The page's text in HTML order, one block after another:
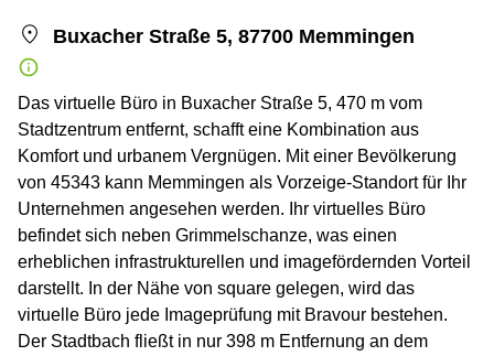
Buxacher Straße 5, 87700 Memmingen
Das virtuelle Büro in Buxacher Straße 5, 470 m vom
Stadtzentrum entfernt, schafft eine Kombination aus
Komfort und urbanem Vergnügen. Mit einer Bevölkerung
von 45343 kann Memmingen als Vorzeige-Standort für Ihr
Unternehmen angesehen werden. Ihr virtuelles Büro
befindet sich neben Grimmelschanze, was einen
erheblichen infrastrukturellen und imagefördernden Vorteil
darstellt. In der Nähe von square gelegen, wird das
virtuelle Büro jede Imageprüfung mit Bravour bestehen.
Der Stadtbach fließt in nur 398 m Entfernung an dem